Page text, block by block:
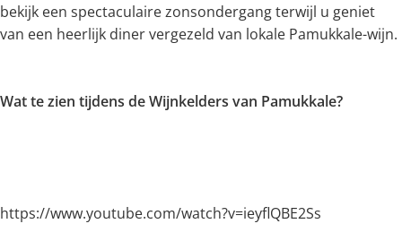
bekijk een spectaculaire zonsondergang terwijl u geniet
van een heerlijk diner vergezeld van lokale Pamukkale-wijn.
Wat te zien tijdens de Wijnkelders van Pamukkale?
https://www.youtube.com/watch?v=ieyflQBE2Ss